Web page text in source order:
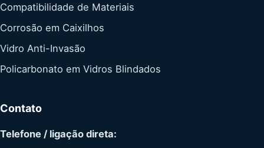
Compatibilidade de Materiais
Corrosão em Caixilhos
Vidro Anti-Invasão
Policarbonato em Vidros Blindados
Contato
Telefone / ligação direta: